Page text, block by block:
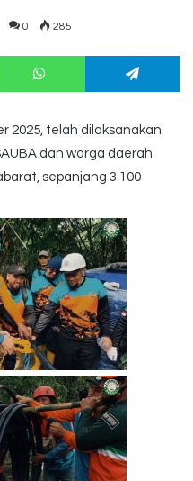
0 285
WhatsApp
2025, telah dilaksanakan
dan warga daerah
sepanjang 3.100